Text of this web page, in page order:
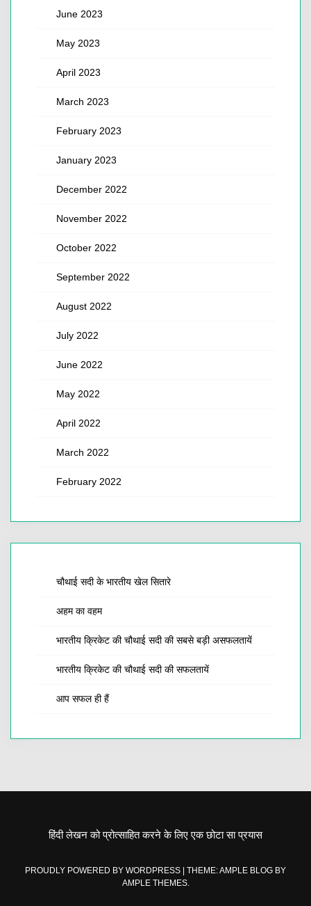
June 2023
May 2023
April 2023
March 2023
February 2023
January 2023
December 2022
November 2022
October 2022
September 2022
August 2022
July 2022
June 2022
May 2022
April 2022
March 2022
February 2022
चौथाई सदी के भारतीय खेल सितारे
अहम का वहम
भारतीय क्रिकेट की चौथाई सदी की सबसे बड़ी असफलतायें
भारतीय क्रिकेट की चौथाई सदी की सफलतायें
आप सफल ही हैं
हिंदी लेखन को प्रोत्साहित करने के लिए एक छोटा सा प्रयास
PROUDLY POWERED BY WORDPRESS | THEME: AMPLE BLOG BY
AMPLE THEMES.